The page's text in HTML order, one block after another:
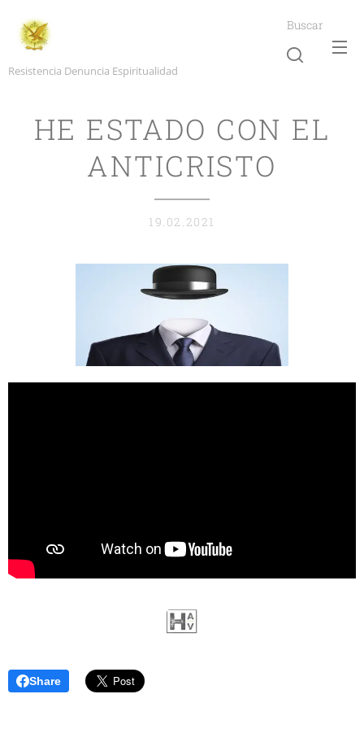
Resistencia Denuncia Espiritualidad
Buscar
HE ESTADO CON EL
ANTICRISTO
19.02.2021
Share